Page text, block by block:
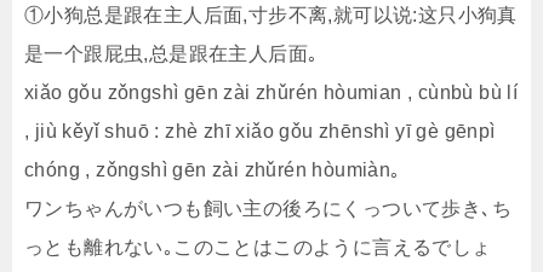
①小狗总是跟在主人后面,寸步不离,就可以说:这只小狗真
是一个跟屁虫,总是跟在主人后面｡
xiǎo gǒu zǒngshì gēn zài zhǔrén hòumian , cùnbù bù lí
, jiù kěyǐ shuō : zhè zhī xiǎo gǒu zhēnshì yī gè gēnpì
chóng , zǒngshì gēn zài zhǔrén hòumiàn｡
ワンちゃんがいつも飼い主の後ろにくっついて歩き､ち
っとも離れない｡このことはこのように言えるでしょ